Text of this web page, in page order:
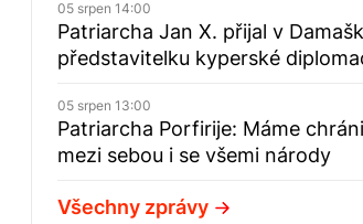
05 srpen 14:00
Patriarcha Jan X. přijal v
představitelku kyperské
05 srpen 13:00
Patriarcha Porfirije: Máme
mezi sebou i se všemi národy
Všechny zprávy